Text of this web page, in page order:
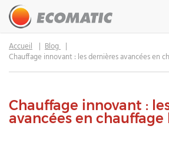
Chauffage innovant :
avancées en
Accueil
Blog
Chauffage innovant : les dernières avancées en